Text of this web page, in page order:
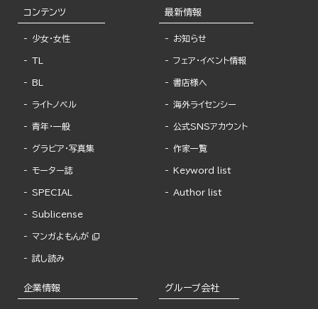
コンテンツ
少女・女性
TL
BL
ライトノベル
青年・一般
グラビア・写真集
モーター誌
SPECIAL
Sublicense
マンガよもんが
試し読み
最新情報
お知らせ
フェア・イベント情報
書店様へ
海外ライセンシー
公式SNSアカウント
作家一覧
Keyword list
Author list
企業情報 グループ会社